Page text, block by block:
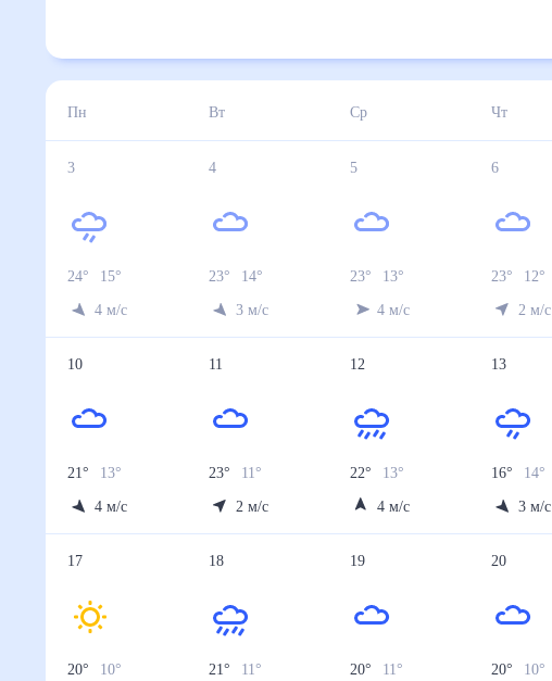
Пн Вт Ср Чт
3
24° 15°
4 м/с
4
23° 14°
3 м/с
5
23° 13°
4 м/с
6
23° 12°
2 м/с
10
21° 13°
4 м/с
11
23° 11°
2 м/с
12
22° 13°
4 м/с
13
16° 14°
3 м/с
17
20° 10°
18
21° 11°
19
20° 11°
20
20° 10°